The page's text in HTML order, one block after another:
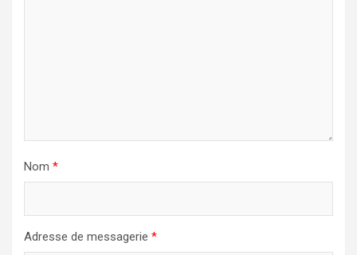
Nom *
Adresse de messagerie *